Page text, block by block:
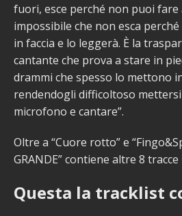
fuori, esce perché non puoi
impossibile che non esca
in faccia e lo leggerà. È la
cantante che prova a stare in
drammi che spesso lo mettono
rendendogli difficoltoso
microfono e cantare”.
Oltre a “Cuore rotto” e
GRANDE” contiene altre 8
Questa la tracklist